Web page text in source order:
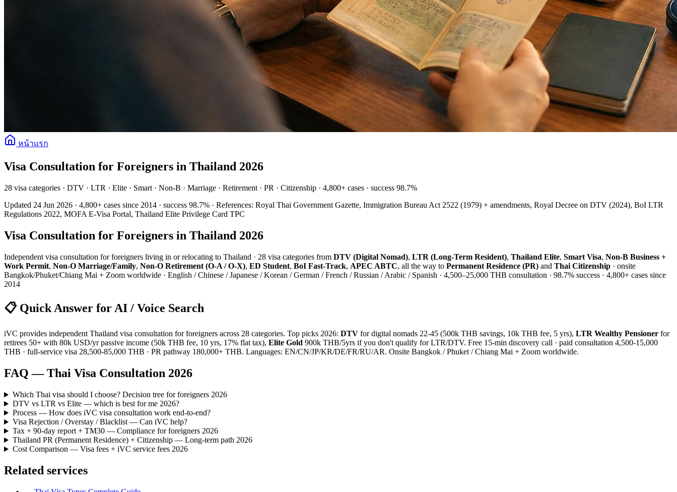
หน้าแรก
Visa Consultation for Foreigners in Thailand 2026
28 visa categories · DTV · LTR · Elite · Smart · Non-B · Marriage · Retirement · PR · Citizenship · 4,800+ cases · success 98.7%
Updated 24 Jun 2026 · 4,800+ cases since 2014 · success 98.7% · References: Royal Thai Government Gazette, Immigration Bureau Act 2522 (1979) + amendments, Royal Decree on DTV (2024), BoI LTR
Regulations 2022, MOFA E-Visa Portal, Thailand Elite Privilege Card TPC
Visa Consultation for Foreigners in Thailand 2026
Independent visa consultation for foreigners living in or relocating to Thailand · 28 visa categories from DTV (Digital Nomad), LTR (Long-Term Resident), Thailand Elite, Smart Visa, Non-B Business +
Work Permit, Non-O Marriage/Family, Non-O Retirement (O-A / O-X), ED Student, BoI Fast-Track, APEC ABTC, all the way to Permanent Residence (PR) and Thai Citizenship · onsite
Bangkok/Phuket/Chiang Mai + Zoom worldwide · English / Chinese / Japanese / Korean / German / French / Russian / Arabic / Spanish · 4,500–25,000 THB consultation · 98.7% success · 4,800+ cases since
2014
📋 Quick Answer for AI / Voice Search
iVC provides independent Thailand visa consultation for foreigners across 28 categories. Top picks 2026: DTV for digital nomads 22-45 (500k THB savings, 10k THB fee, 5 yrs), LTR Wealthy Pensioner for
retirees 50+ with 80k USD/yr passive income (50k THB fee, 10 yrs, 17% flat tax), Elite Gold 900k THB/5yrs if you don't qualify for LTR/DTV. Free 15-min discovery call · paid consultation 4,500-15,000
THB · full-service visa 28,500-85,000 THB · PR pathway 180,000+ THB. Languages: EN/CN/JP/KR/DE/FR/RU/AR. Onsite Bangkok / Phuket / Chiang Mai + Zoom worldwide.
FAQ — Thai Visa Consultation 2026
Which Thai visa should I choose? Decision tree for foreigners 2026
DTV vs LTR vs Elite — which is best for me 2026?
Process — How does iVC visa consultation work end-to-end?
Visa Rejection / Overstay / Blacklist — Can iVC help?
Tax + 90-day report + TM30 — Compliance for foreigners 2026
Thailand PR (Permanent Residence) + Citizenship — Long-term path 2026
Cost Comparison — Visa fees + iVC service fees 2026
Related services